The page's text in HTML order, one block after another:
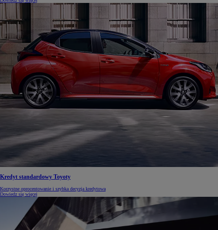
Kredyt standardowy Toyoty
Korzystne oprocentowanie i szybka decyzja kredytowa
Dowiedz się więcej